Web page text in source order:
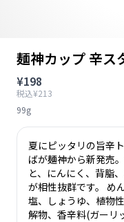
麺神カップ 辛ス
¥198
税込¥213
99g
夏にピッタリの旨辛
ばが麺神から新発売
と、にんにく、背脂
が相性抜群です。 め
塩、しょうゆ、植物
解物、香辛料(ガーリ